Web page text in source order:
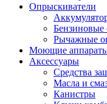
Опрыскиватели
Бензиновые
Рычажные
Моющие
Аксессуары
Средства
Масла и
Канистры